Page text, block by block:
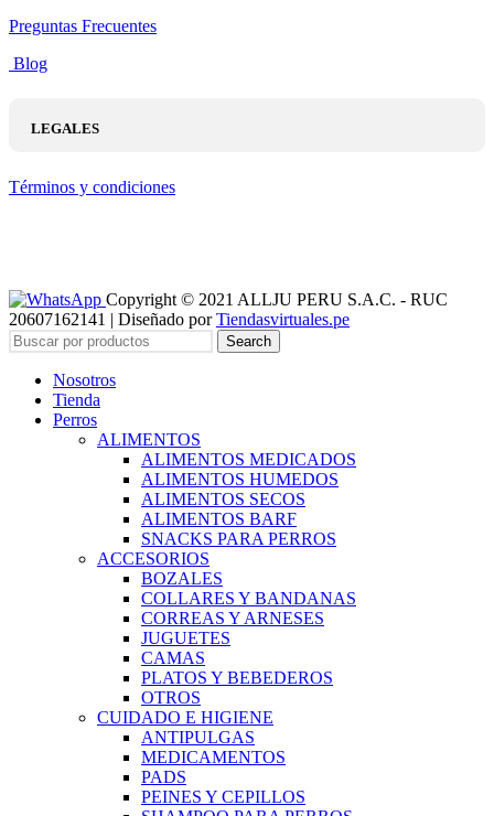
Preguntas Frecuentes
Blog
LEGALES
Términos y condiciones
Copyright © 2021 ALLJU PERU S.A.C. - RUC
20607162141 | Diseñado porTiendasvirtuales.pe
Search
Nosotros
Tienda
Perros
ALIMENTOS
ALIMENTOS MEDICADOS
ALIMENTOS HUMEDOS
ALIMENTOS SECOS
ALIMENTOS BARF
SNACKS PARA PERROS
ACCESORIOS
BOZALES
COLLARES Y BANDANAS
CORREAS Y ARNESES
JUGUETES
CAMAS
PLATOS Y BEBEDEROS
OTROS
CUIDADO E HIGIENE
ANTIPULGAS
MEDICAMENTOS
PADS
PEINES Y CEPILLOS